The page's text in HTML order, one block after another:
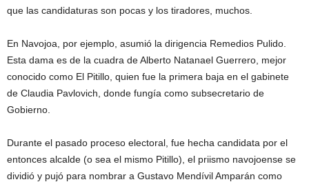
que las candidaturas son pocas y los tiradores, muchos.
En Navojoa, por ejemplo, asumió la dirigencia Remedios Pulido.
Esta dama es de la cuadra de Alberto Natanael Guerrero, mejor
conocido como El Pitillo, quien fue la primera baja en el gabinete
de Claudia Pavlovich, donde fungía como subsecretario de
Gobierno.
Durante el pasado proceso electoral, fue hecha candidata por el
entonces alcalde (o sea el mismo Pitillo), el priismo navojoense se
dividió y pujó para nombrar a Gustavo Mendívil Amparán como